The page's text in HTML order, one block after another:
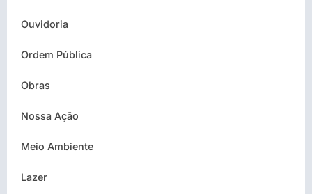
Ouvidoria
Ordem Pública
Obras
Nossa Ação
Meio Ambiente
Lazer